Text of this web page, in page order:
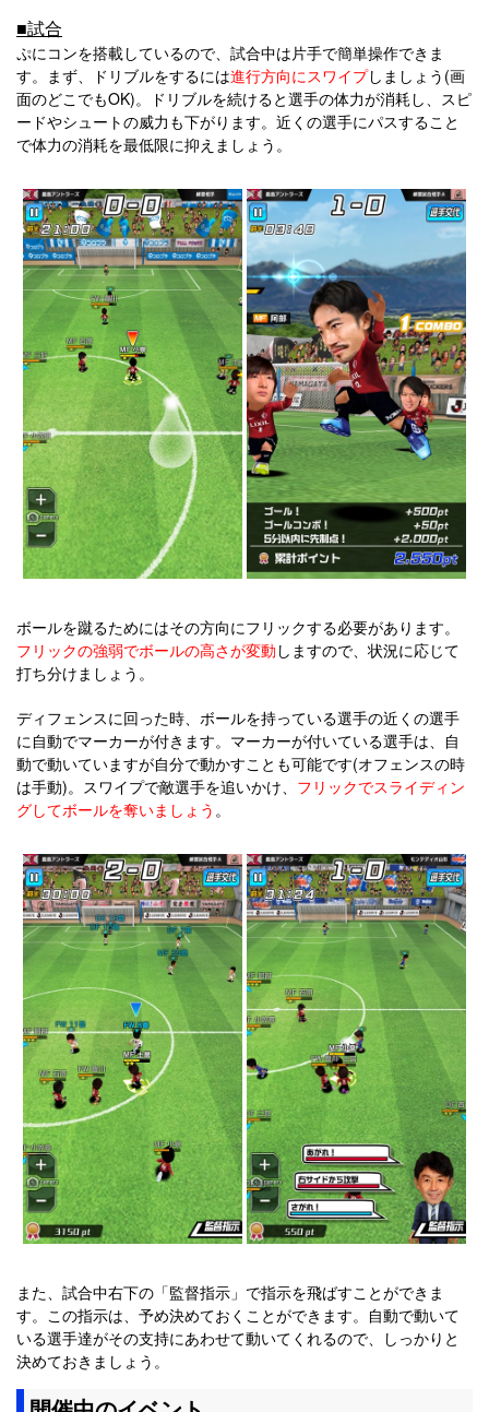
■試合
ぷにコンを搭載しているので、試合中は片手で簡単操作できま
す。まず、ドリブルをするには進行方向にスワイプしましょう(画
面のどこでもOK)。ドリブルを続けると選手の体力が消耗し、スピ
ードやシュートの威力も下がります。近くの選手にパスすること
で体力の消耗を最低限に抑えましょう。
ボールを蹴るためにはその方向にフリックする必要があります。
フリックの強弱でボールの高さが変動 しますので、状況に応じて
打ち分けましょう。
ディフェンスに回った時、ボールを持っている選手の近くの選手
に自動でマーカーが付きます。マーカーが付いている選手は、自
動で動いていますが自分で動かすことも可能です(オフェンスの時
は手動)。スワイプで敵選手を追いかけ、 フリックでスライディン
グしてボールを奪いましょう 。
また、試合中右下の「監督指示」で指示を飛ばすことができま
す。この指示は、予め決めておくことができます。自動で動いて
いる選手達がその支持にあわせて動いてくれるので、しっかりと
決めておきましょう。